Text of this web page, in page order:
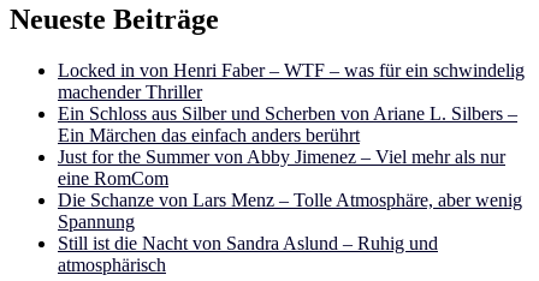
Neueste Beiträge
Locked in von Henri Faber – WTF – was für ein schwindelig
machender Thriller
Ein Schloss aus Silber und Scherben von Ariane L. Silbers –
Ein Märchen das einfach anders berührt
Just for the Summer von Abby Jimenez – Viel mehr als nur
eine RomCom
Die Schanze von Lars Menz – Tolle Atmosphäre, aber wenig
Spannung
Still ist die Nacht von Sandra Aslund – Ruhig und
atmosphärisch